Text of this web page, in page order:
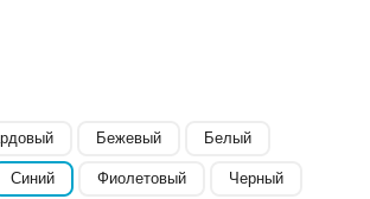
Бежевый Белый
Синий Фиолетовый Черный